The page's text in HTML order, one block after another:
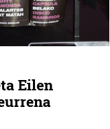
Eilen